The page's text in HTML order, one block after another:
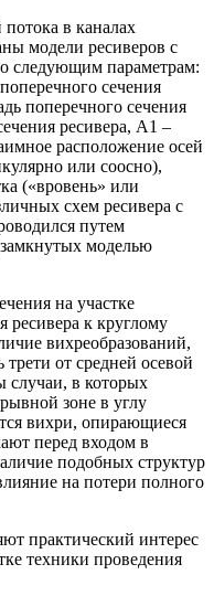
в каналах
модели ресиверов с
следующим параметрам:
сечения
поперечного сечения
ресивера, A1 –
расположение осей
или соосно),
(«вровень» или
схем ресивера с
путем
моделью
на участке
ресивера к круглому
вихреобразований,
трети от средней осевой
случаи, в которых
зоне в углу
вихри, опирающиеся
перед входом в
подобных структур
на потери полного
практический интерес
техники проведения